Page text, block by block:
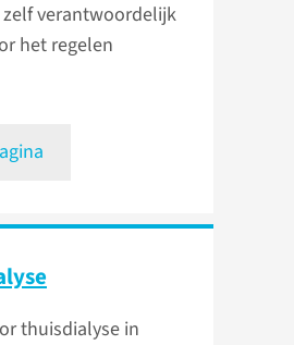
verantwoordelijk
het regelen
thuisdialyse in